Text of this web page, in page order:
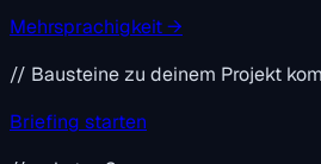
Mehrsprachigkeit →
// Bausteine zu deinem Projekt
Briefing starten